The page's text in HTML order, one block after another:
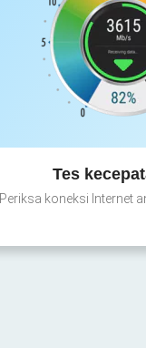
Tes
Periksa koneksi Internet